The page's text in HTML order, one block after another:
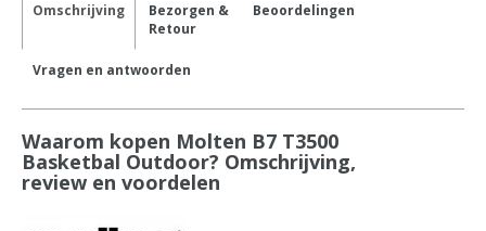
Omschrijving
Bezorgen &
Retour
Beoordelingen
Vragen en antwoorden
Waarom kopen Molten B7 T3500
Basketbal Outdoor? Omschrijving,
review en voordelen